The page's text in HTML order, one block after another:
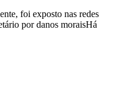
foi exposto nas redes
por danos moraisHá